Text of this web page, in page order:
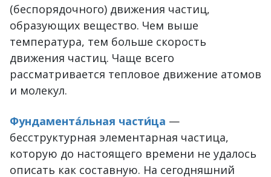
(беспорядочного) движения частиц,
образующих вещество. Чем выше
температура, тем больше скорость
движения частиц. Чаще всего
рассматривается тепловое движение атомов
и молекул.
Фундамента́льная части́ца —
бесструктурная элементарная частица,
которую до настоящего времени не удалось
описать как составную. На сегодняшний